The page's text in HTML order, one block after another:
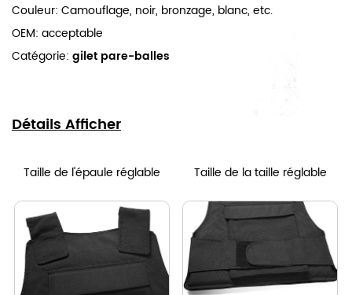
Couleur: Camouflage, noir, bronzage, blanc, etc.
OEM: acceptable
Catégorie: gilet pare-balles
Détails Afficher
Taille de l'épaule réglable Taille de la taille réglable